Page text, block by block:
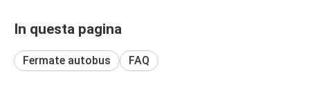
In questa pagina
Fermate autobus FAQ